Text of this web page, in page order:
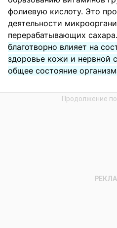
фолиевую кислоту. Это
деятельности
перерабатывающих
благотворно влияет на
здоровье кожи и нервной
общее состояние